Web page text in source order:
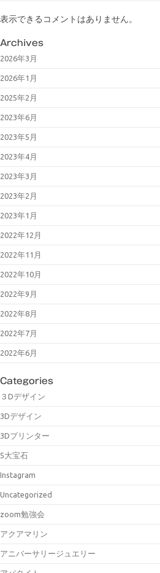
表示できるコメントはありません。
Archives
2026年3月
2026年1月
2025年2月
2023年6月
2023年5月
2023年4月
2023年3月
2023年2月
2023年1月
2022年12月
2022年11月
2022年10月
2022年9月
2022年8月
2022年7月
2022年6月
Categories
３Dデザイン
3Dデザイン
3Dプリンター
5大宝石
Instagram
Uncategorized
zoom勉強会
アクアマリン
アニバーサリージュエリー